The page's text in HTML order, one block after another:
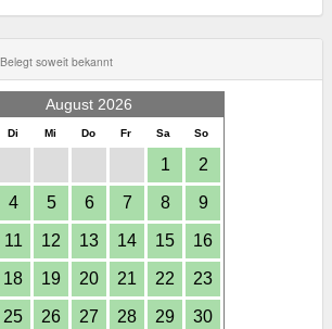
Belegt soweit bekannt
August 2026
Di Mi Do Fr Sa So
1 2
4 5 6 7 8 9
11 12 13 14 15 16
18 19 20 21 22 23
25 26 27 28 29 30